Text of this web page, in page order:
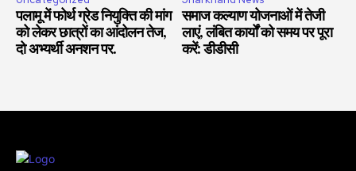
पलामू में फोर्थ ग्रेड नियुक्ति की मांग
को लेकर छात्रों का आंदोलन तेज,
दो अभ्यर्थी अनशन पर.
समाज कल्याण योजनाओं में तेजी
लाएं, लंबित कार्यों को समय पर पूरा
करें: डीडीसी